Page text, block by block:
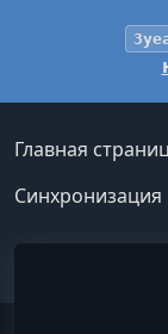
Главная
Синхронизация